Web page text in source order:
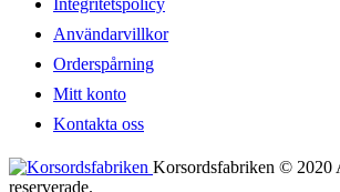
Användarvillkor
Orderspårning
Mitt konto
Kontakta oss
Korsordsfabriken © 2020
reserverade.